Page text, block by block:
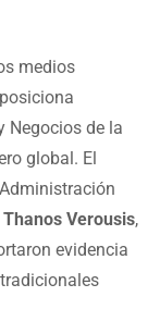
medios
Negocios de la
global. El
Thanos Verousis,
evidencia